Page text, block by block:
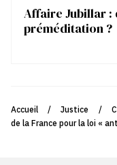
Affaire Jubillar :
préméditation ?
Accueil / Justice /
de la France pour la loi «